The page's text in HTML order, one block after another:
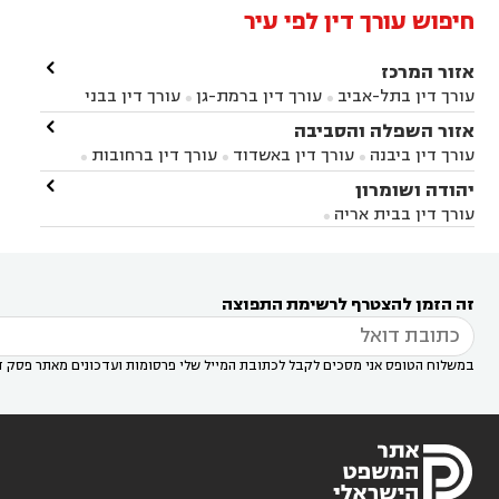
חיפוש עורך דין לפי עיר
אזור המרכז
עורך דין בתל-אביב  עורך דין ברמת-גן 
עורך דין בבני
ברק עורך דין בפתח תקווה עורך דין בראשון לציון
עורך דין ברחובות עורך דין בנס ציונה
במודיעין
עורך דין בהרצליה עורך דין בחולון
עורך
דין בקרית אונו
אונו
עורך דין בבת ים
דין בשוהם 

אזור השפלה והסביבה
עורך דין ביבנה  עורך דין באשדוד  עורך דין ברחובות 
עורך דין בראשון לציון עורך דין במודיעין
עורך דין
בבאר יעקב
עורך דין בגדרה

יהודה ושומרון
עורך דין בבית אריה 

זה הזמן להצטרף לרשימת התפוצה
במשלוח הטופס אני מסכים לקבל לכתובת המייל שלי פרסומות ועדכונים מאתר פסק